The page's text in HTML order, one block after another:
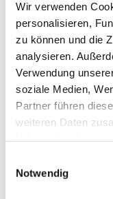
Wir verwenden
personalisieren,
zu können und die
analysieren.
Verwendung
soziale Medien,
Partner führen
weiteren Daten
Notwendig
Gestaltung
Betreuung
onkologischen
Mitarbeit bei
innovativer